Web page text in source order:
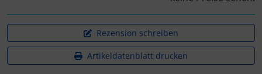
Rezension schreiben
Artikeldatenblatt drucken
Spezialschrauben